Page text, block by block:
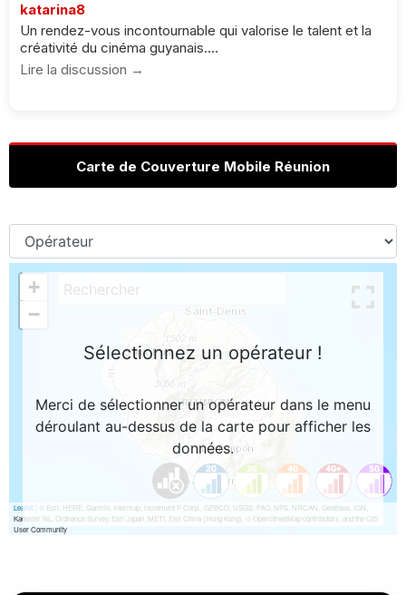
katarina8
Un rendez-vous incontournable qui valorise le talent et la
créativité du cinéma guyanais....
Lire la discussion →
Carte de Couverture Mobile Réunion